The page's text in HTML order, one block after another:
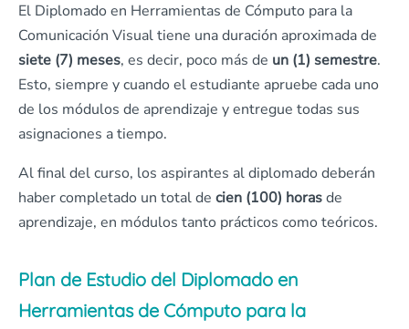
El Diplomado en Herramientas de Cómputo para la
Comunicación Visual tiene una duración aproximada de
siete (7) meses, es decir, poco más de un (1) semestre.
Esto, siempre y cuando el estudiante apruebe cada uno
de los módulos de aprendizaje y entregue todas sus
asignaciones a tiempo.
Al final del curso, los aspirantes al diplomado deberán
haber completado un total de cien (100) horasde
aprendizaje, en módulos tanto prácticos como teóricos.
Plan de Estudio del Diplomado en
Herramientas de Cómputo para la